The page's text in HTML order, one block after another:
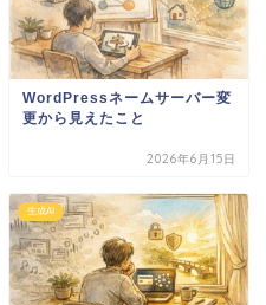
WordPressネームサーバー変
更から見えたこと
2026年6月15日
生成AI